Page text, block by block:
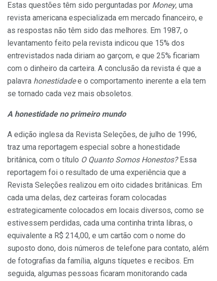
Estas questões têm sido perguntadas por Money, uma
revista americana especializada em mercado financeiro, e
as respostas não têm sido das melhores. Em 1987, o
levantamento feito pela revista indicou que 15% dos
entrevistados nada diriam ao garçom, e que 25% ficariam
com o dinheiro da carteira. A conclusão da revista é que a
palavra honestidadee o comportamento inerente a ela tem
se tornado cada vez mais obsoletos.
A honestidade no primeiro mundo
A edição inglesa da Revista Seleções, de julho de 1996,
traz uma reportagem especial sobre a honestidade
britânica, com o título O Quanto Somos Honestos? Essa
reportagem foi o resultado de uma experiência que a
Revista Seleções realizou em oito cidades britânicas. Em
cada uma delas, dez carteiras foram colocadas
estrategicamente colocados em locais diversos, como se
estivessem perdidas, cada uma continha trinta libras, o
equivalente a R$ 214,00, e um cartão com o nome do
suposto dono, dois números de telefone para contato, além
de fotografias da família, alguns tíquetes e recibos. Em
seguida, algumas pessoas ficaram monitorando cada